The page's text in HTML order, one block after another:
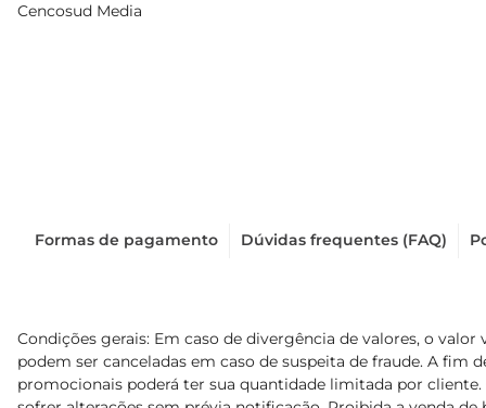
Cencosud Media
Formas de pagamento Dúvidas frequentes (FAQ)
Condições gerais: Em caso de divergência de valores, o
podem ser canceladas em caso de suspeita de fraude. A
promocionais poderá ter sua quantidade limitada por